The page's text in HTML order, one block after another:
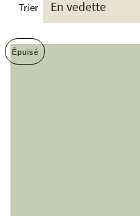
Trier
Épuisé